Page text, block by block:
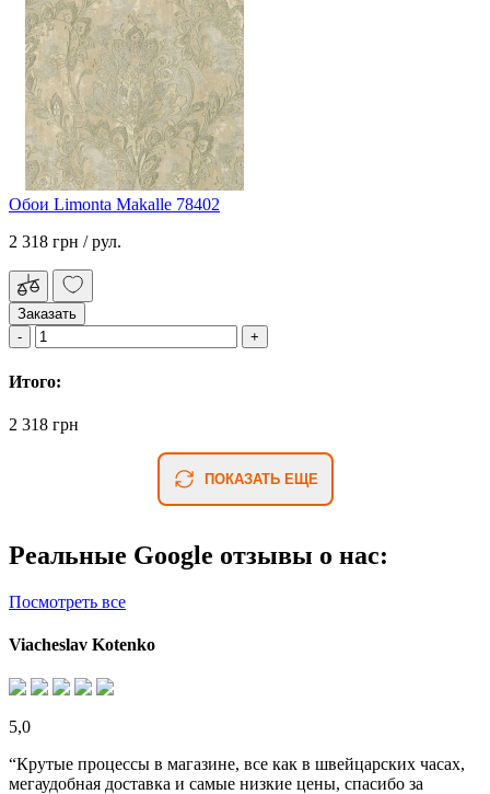
Обои Limonta Makalle 78402
2 318 грн / рул.
Заказать
Итого:
2 318 грн
ПОКАЗАТЬ ЕЩЕ
Реальные Google отзывы о нас:
Посмотреть все
Viacheslav Kotenko
5,0
“Крутые процессы в магазине, все как в швейцарских часах,
мегаудобная доставка и самые низкие цены, спасибо за